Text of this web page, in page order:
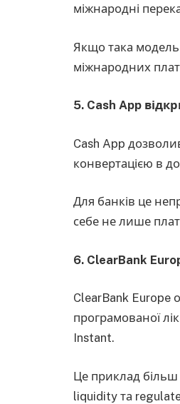
міжнародні
Якщо така
міжнародних
5. Cash App
Cash App
конвертацією в
Для банків це
себе не лише
6. ClearBank
ClearBank Europe
програмованої
Instant.
Це приклад більш
liquidity та